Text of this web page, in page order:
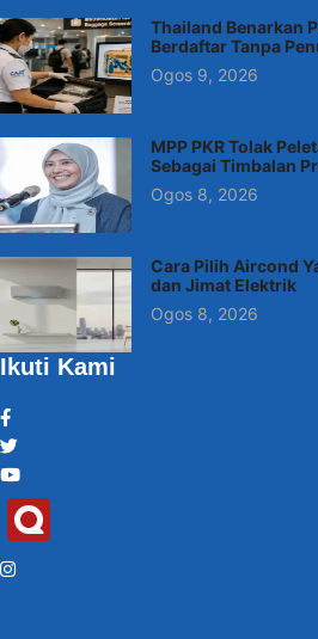
Thailand Benarkan
Berdaftar Tanpa
Ogos 9, 2026
MPP PKR Tolak
Sebagai Timbalan
Ogos 8, 2026
Cara Pilih Aircond
dan Jimat Elektrik
Ogos 8, 2026
Ikuti Kami